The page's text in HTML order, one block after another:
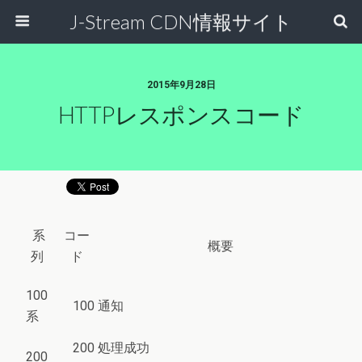
J-Stream CDN情報サイト
2015年9月28日
HTTPレスポンスコード
系
列
コー
ド
概要
100
系
100 通知
200
200 処理成功